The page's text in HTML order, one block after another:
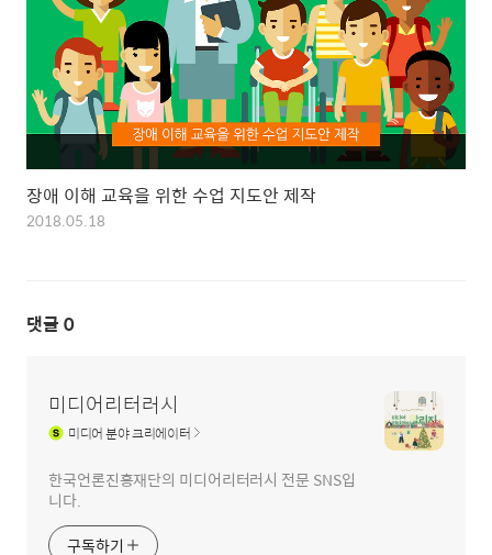
장애 이해 교육을 위한 수업 지도안 제작
2018.05.18
댓글 0
미디어리터러시
미디어분야 크리에이터
한국언론진흥재단의 미디어리터러시 전문 SNS입
니다.
구독하기